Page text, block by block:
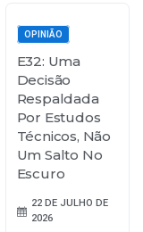
OPINIÃO
E32: Uma
Decisão
Respaldada
Por Estudos
Técnicos, Não
Um Salto No
Escuro
22 DE JULHO DE
2026